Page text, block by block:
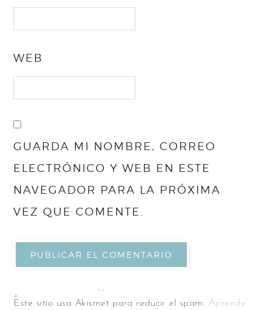
WEB
GUARDA MI NOMBRE, CORREO
ELECTRÓNICO Y WEB EN ESTE
NAVEGADOR PARA LA PRÓXIMA
VEZ QUE COMENTE.
Este sitio usa Akismet para reducir el spam. Aprende